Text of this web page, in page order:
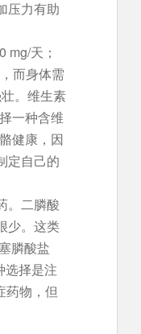
压力有助
mg/天；
而身体需
。维生素
一种含维
健康，因
定自己的
。二膦酸
少。这类
膦酸盐
选择是注
物，但